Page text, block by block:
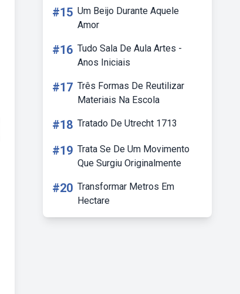
#15 Um Beijo Durante Aquele
Amor
#16 Tudo Sala De Aula Artes -
Anos Iniciais
#17 Três Formas De Reutilizar
Materiais Na Escola
#18 Tratado De Utrecht 1713
#19 Trata Se De Um Movimento
Que Surgiu Originalmente
#20 Transformar Metros Em
Hectare